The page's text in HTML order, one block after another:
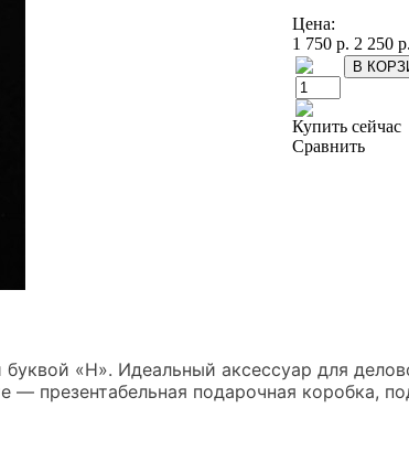
Цена:
1 750 р. 2 250 р.
Купить сейчас
Сравнить
«Н». Идеальный аксессуар для
презентабельная подарочная коробка,